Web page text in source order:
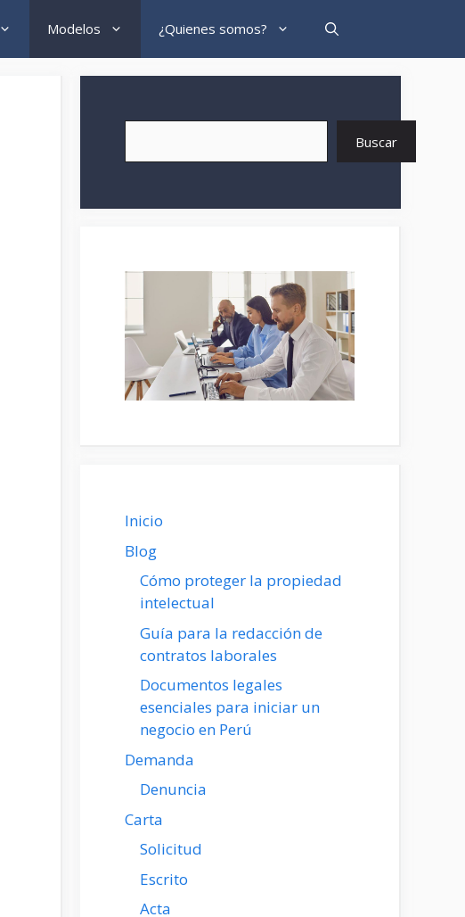
Modelos ¿Quienes somos?
Buscar
Inicio
Blog
Cómo proteger la propiedad
intelectual
Guía para la redacción de
contratos laborales
Documentos legales
esenciales para iniciar un
negocio en Perú
Demanda
Denuncia
Carta
Solicitud
Escrito
Acta